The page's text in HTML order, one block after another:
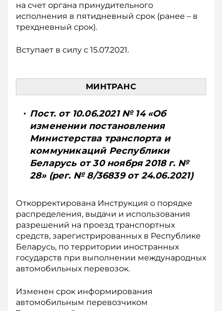
на счет органа принудительного
исполнения в пятидневный срок (ранее – в
трехдневный срок).
Вступает в силу с 15.07.2021.
МИНТРАНС
Пост. от 10.06.2021 № 14 «Об
изменении постановления
Министерства транспорта и
коммуникаций Республики
Беларусь от 30 ноября 2018 г. №
28» (рег. № 8/36839 от 24.06.2021)
Откорректирована Инструкция о порядке
распределения, выдачи и использования
разрешений на проезд транспортных
средств, зарегистрированных в Республике
Беларусь, по территории иностранных
государств при выполнении международных
автомобильных перевозок.
Изменен срок информирования
автомобильным перевозчиком